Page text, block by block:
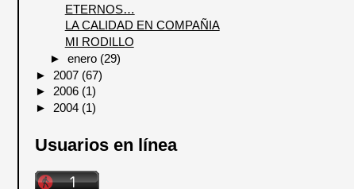
ETERNOS…
LA CALIDAD EN COMPAÑIA
MI RODILLO
►enero (29)
► 2007 (67)
► 2006 (1)
► 2004 (1)
Usuarios en línea